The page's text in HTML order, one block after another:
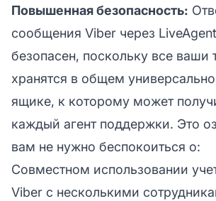
Повышенная безопасность:
сообщения Viber через
безопасен, поскольку все ваши
хранятся в общем
ящике, к которому может
каждый агент поддержки. Это
вам не нужно беспокоиться о:
Совместном использовании
Viber с несколькими